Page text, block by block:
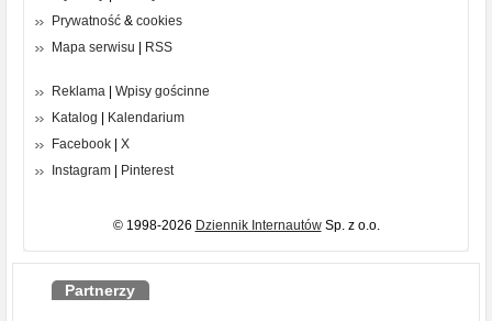
Prywatność & cookies
Mapa serwisu
RSS
Reklama
Wpisy gościnne
Katalog
Kalendarium
Facebook
X
Instagram
Pinterest
© 1998-2026 Dziennik InternautówSp. z o.o.
Partnerzy